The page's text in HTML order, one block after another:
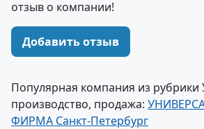
отзыв о компании!
Добавить отзыв
Популярная компания из рубрики
производство, продажа:
ФИРМА Санкт-Петербург